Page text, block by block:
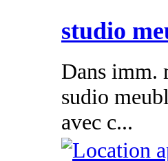
studio
Dans imm.
sudio
avec c...